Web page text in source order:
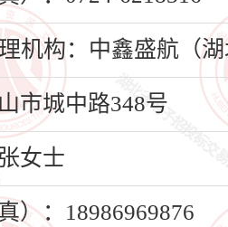
机构：中鑫盛航（
市城中路348号
女士
）：18986969876